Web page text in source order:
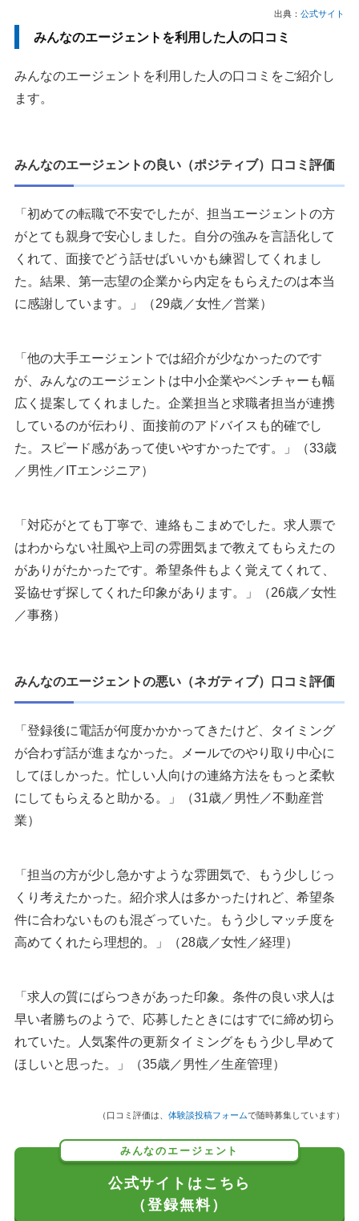
出典： 公式サイト
みんなのエージェントを利用した人の口コミ
みんなのエージェントを利用した人の口コミをご紹介し
ます。
みんなのエージェントの良い（ポジティブ）口コミ評価
「初めての転職で不安でしたが、担当エージェントの方
がとても親身で安心しました。自分の強みを言語化して
くれて、面接でどう話せばいいかも練習してくれまし
た。結果、第一志望の企業から内定をもらえたのは本当
に感謝しています。」（29歳／女性／営業）
「他の大手エージェントでは紹介が少なかったのです
が、みんなのエージェントは中小企業やベンチャーも幅
広く提案してくれました。企業担当と求職者担当が連携
しているのが伝わり、面接前のアドバイスも的確でし
た。スピード感があって使いやすかったです。」（33歳
／男性／ITエンジニア）
「対応がとても丁寧で、連絡もこまめでした。求人票で
はわからない社風や上司の雰囲気まで教えてもらえたの
がありがたかったです。希望条件もよく覚えてくれて、
妥協せず探してくれた印象があります。」（26歳／女性
／事務）
みんなのエージェントの悪い（ネガティブ）口コミ評価
「登録後に電話が何度かかかってきたけど、タイミング
が合わず話が進まなかった。メールでのやり取り中心に
してほしかった。忙しい人向けの連絡方法をもっと柔軟
にしてもらえると助かる。」（31歳／男性／不動産営
業）
「担当の方が少し急かすような雰囲気で、もう少しじっ
くり考えたかった。紹介求人は多かったけれど、希望条
件に合わないものも混ざっていた。もう少しマッチ度を
高めてくれたら理想的。」（28歳／女性／経理）
「求人の質にばらつきがあった印象。条件の良い求人は
早い者勝ちのようで、応募したときにはすでに締め切ら
れていた。人気案件の更新タイミングをもう少し早めて
ほしいと思った。」（35歳／男性／生産管理）
（口コミ評価は、 体験談投稿フォームで随時募集しています）
みんなのエージェント
公式サイトはこちら
（登録無料）